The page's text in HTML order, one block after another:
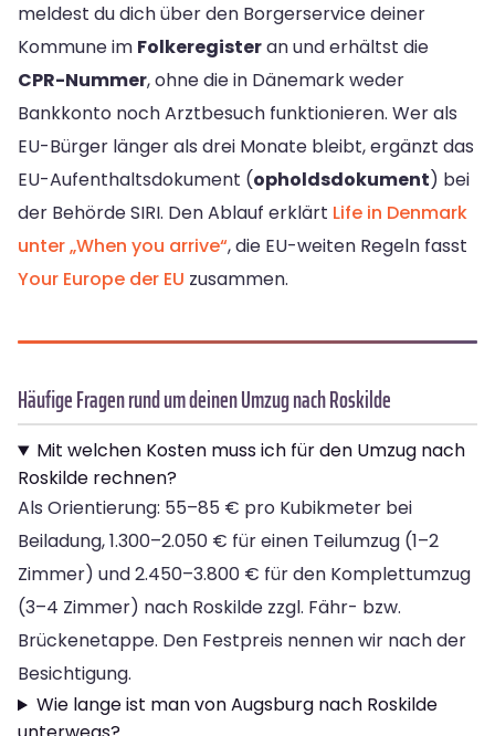
meldest du dich über den Borgerservice deiner
Kommune im Folkeregisteran und erhältst die
CPR-Nummer, ohne die in Dänemark weder
Bankkonto noch Arztbesuch funktionieren. Wer als
EU-Bürger länger als drei Monate bleibt, ergänzt das
EU-Aufenthaltsdokument (opholdsdokument) bei
der Behörde SIRI. Den Ablauf erklärt Life in Denmark
unter „When you arrive“, die EU-weiten Regeln fasst
Your Europe der EU zusammen.
Häufige Fragen rund um deinen Umzug nach Roskilde
Mit welchen Kosten muss ich für den Umzug nach
Roskilde rechnen?
Als Orientierung: 55–85 € pro Kubikmeter bei
Beiladung, 1.300–2.050 € für einen Teilumzug (1–2
Zimmer) und 2.450–3.800 € für den Komplettumzug
(3–4 Zimmer) nach Roskilde zzgl. Fähr- bzw.
Brückenetappe. Den Festpreis nennen wir nach der
Besichtigung.
Wie lange ist man von Augsburg nach Roskilde